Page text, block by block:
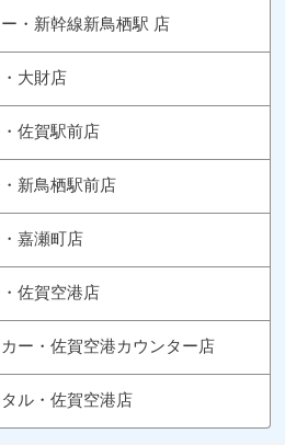
・新幹線新鳥栖駅 店
大財店
佐賀駅前店
新鳥栖駅前店
嘉瀬町店
佐賀空港店
ー・佐賀空港カウンター店
ル・佐賀空港店